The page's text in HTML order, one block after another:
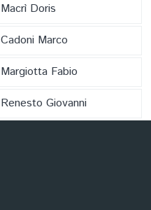
Macrì Doris
Cadoni Marco
Margiotta Fabio
Renesto Giovanni